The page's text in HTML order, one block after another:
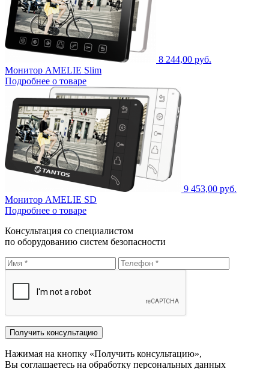
8 244,00 руб.
Монитор AMELIE Slim
Подробнее о товаре
9 453,00 руб.
Монитор AMELIE SD
Подробнее о товаре
Консультация со специалистом
по оборудованию систем безопасности
Нажимая на кнопку «Получить консультацию»,
Вы соглашаетесь на обработку персональных данных